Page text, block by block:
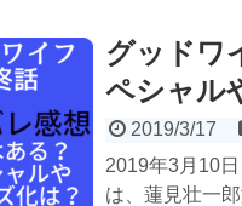
グッドワ
ペシャル
2019/3/17
2019年3月10
は、蓮見壮一